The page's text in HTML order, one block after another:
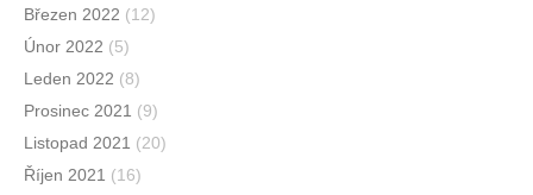
Březen 2022 (12)
Únor 2022 (5)
Leden 2022 (8)
Prosinec 2021 (9)
Listopad 2021 (20)
Říjen 2021 (16)